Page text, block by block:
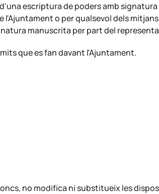
escriptura de poders amb
o per qualsevol dels
manuscrita per part del
que es fan davant l'Ajuntament.
no modifica ni substitueix les